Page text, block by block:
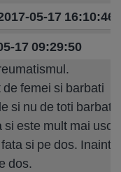
05-17 16:10:46
17 09:29:50
femei si barbati
si nu de toti barbatii.
este mult mai usor
si pe dos. Inainte
dos.